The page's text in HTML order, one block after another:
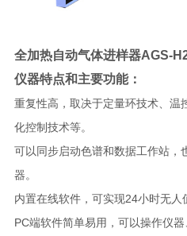
全加热自动气体进样器AGS-
仪器特点和主要功能：
重复性高，取决于定量环技术、温
化控制技术等。
可以同步启动色谱和数据工作站，
器。
内置在线软件，可实现24小时无人
PC端软件简单易用，可以操作仪